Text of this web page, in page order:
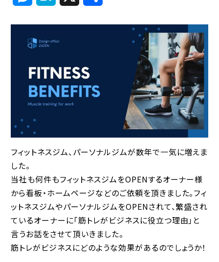
フィットネスジム、パーソナルジムが数年で一気に増えま
した。
当社も何件もフィットネスジムをOPENするオーナー様
から看板・ホームページなどのご依頼を頂きました。フィ
ットネスジムやパーソナルジムをOPENされて、繁盛され
ているオーナーに「筋トレがビジネスに役立つ理由」と
言うお話をさせて頂いきました。
筋トレがビジネスにどのような効果があるのでしょうか！